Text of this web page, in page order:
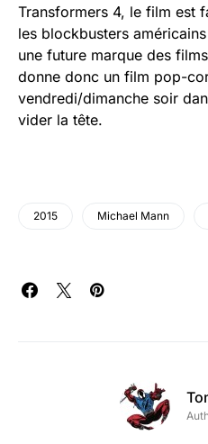
Transformers 4, le film est
les blockbusters
une future marque des
donne donc un film pop-
vendredi/dimanche soir
vider la tête.
2015 Michael Mann